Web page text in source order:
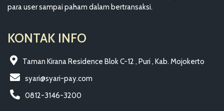
para user sampai paham dalam bertransaksi.
KONTAK INFO
Taman Kirana Residence Blok C-12 , Puri , Kab. Mojokerto
syari@syari-pay.com
0812-3146-3200